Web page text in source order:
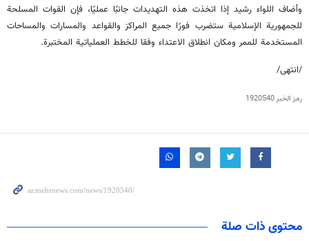
وأضاف اللواء رشيد إذا اتخذت هذه التهديدات جانبًا عمليًا، فإن القوات المسلحة
للجمهورية الإسلامية ستضرب فورًا جميع المراكز والقواعد والمسارات والمساحات
المستخدمة للممر ومكان انطلاق الاعتداء وفقا للخطط العملياتية المختبرة.
/انتهى/
رمز الخبر1920540
محتوى ذات صلة